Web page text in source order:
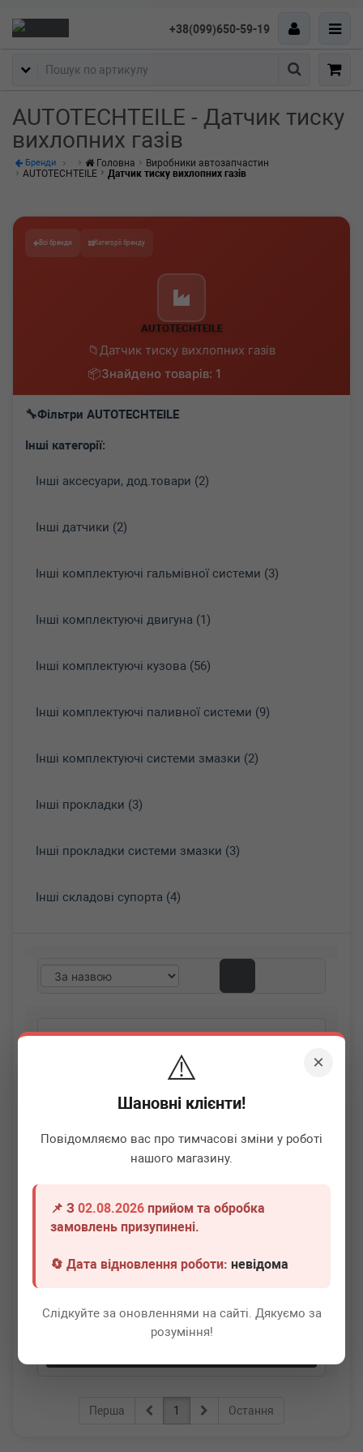
×
⚠️
Шановні клієнти!
Повідомляємо вас про тимчасові зміни у роботі
нашого магазину.
📌 З02.08.2026 прийом та обробка
замовлень призупинені.
🔄 Дата відновлення роботи:невідома
Слідкуйте за оновленнями на сайті. Дякуємо за
розуміння!
+38(099)650-59-19
Пошук
AUTOTECHTEILE - Датчик тиску
вихлопних газів
Бренди Головна
Виробники автозапчастин
AUTOTECHTEILE
Датчик тиску вихлопних газів
Всі бренди Категорії бренду
AUTOTECHTEILE
Датчик тиску вихлопних газів
Знайдено товарів: 1
Фільтри AUTOTECHTEILE
Інші категорії:
Інші аксесуари, дод.товари (2)
Інші датчики (2)
Інші комплектуючі гальмівної системи (3)
Інші комплектуючі двигуна (1)
Інші комплектуючі кузова (56)
Інші комплектуючі паливної системи (9)
Інші комплектуючі системи змазки (2)
Інші прокладки (3)
Інші прокладки системи змазки (3)
Інші складові супорта (4)
AUTOTECHTEILE 100 9050
Всі ціни
Перша 1 Остання